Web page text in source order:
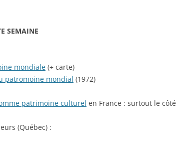
SEMAINE
mondiale (+ carte)
patromoine mondial (1972)
patrimoine culturel en France : surtout le côté
(Québec) :